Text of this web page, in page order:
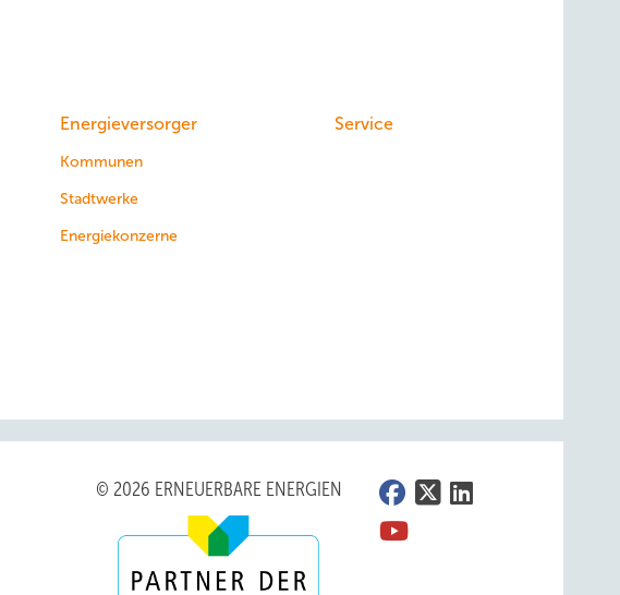
Energieversorger
Kommunen
Stadtwerke
Energiekonzerne
Service
© 2026 ERNEUERBARE ENERGIEN